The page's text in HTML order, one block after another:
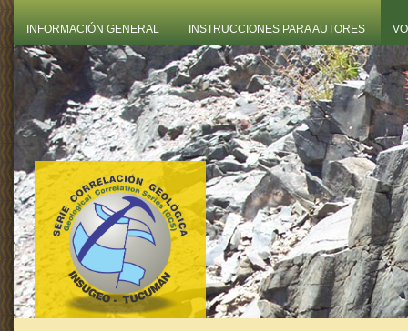
INFORMACIÓN GENERAL INSTRUCCIONES PARA AUTORES